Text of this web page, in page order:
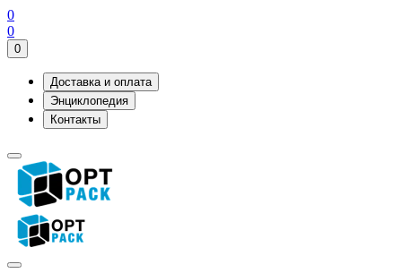
0
0
0
Доставка и оплата
Энциклопедия
Контакты